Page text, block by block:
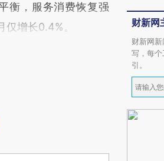
衡，服务消费恢复强
增长0.4%。
财新网
财新网
写，每
引。